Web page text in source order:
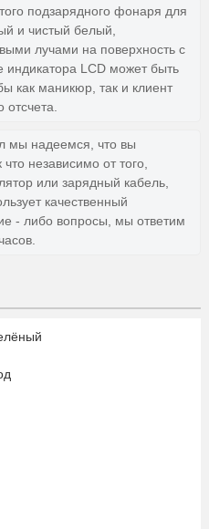
подзарядного фонаря для
и чистый белый,
лучами на поверхность с
индикатора LCD может быть
как маникюр, так и клиент
отсчета.
мы надеемся, что вы
независимо от того,
или зарядный кабель,
качественный
- либо вопросы, мы ответим